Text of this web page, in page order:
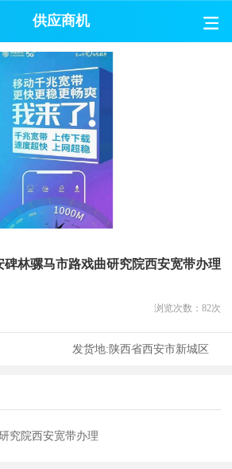
供应商机
碑林骡马市路戏曲研究院西安宽带办理
浏览次数： 82次
发货地:陕西省西安市新城区
究院西安宽带办理